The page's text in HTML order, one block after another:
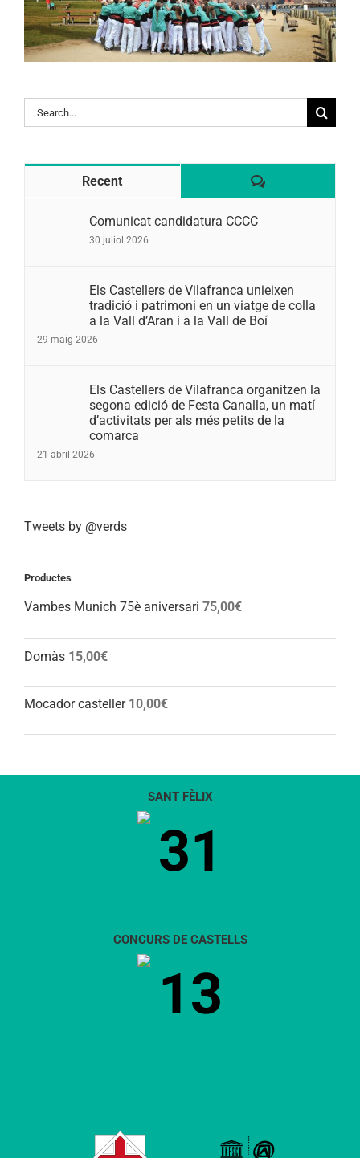
Search
for:
Recent Comentaris
Comunicat candidatura CCCC
30 juliol 2026
Els Castellers de Vilafranca unieixen
tradició i patrimoni en un viatge de colla
a la Vall d’Aran i a la Vall de Boí
29 maig 2026
Els Castellers de Vilafranca organitzen la
segona edició de Festa Canalla, un matí
d’activitats per als més petits de la
comarca
21 abril 2026
Tweets by @verds
Productes
Vambes Munich 75è aniversari 75,00€
Domàs 15,00€
Mocador casteller 10,00€
SANT FÈLIX
31
CONCURS DE CASTELLS
13